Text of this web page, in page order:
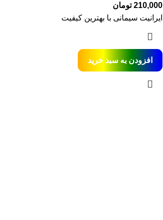
210,000 تومان
ایرانیت سیمانی با بهترین کیفیت
افزودن به سبد خرید